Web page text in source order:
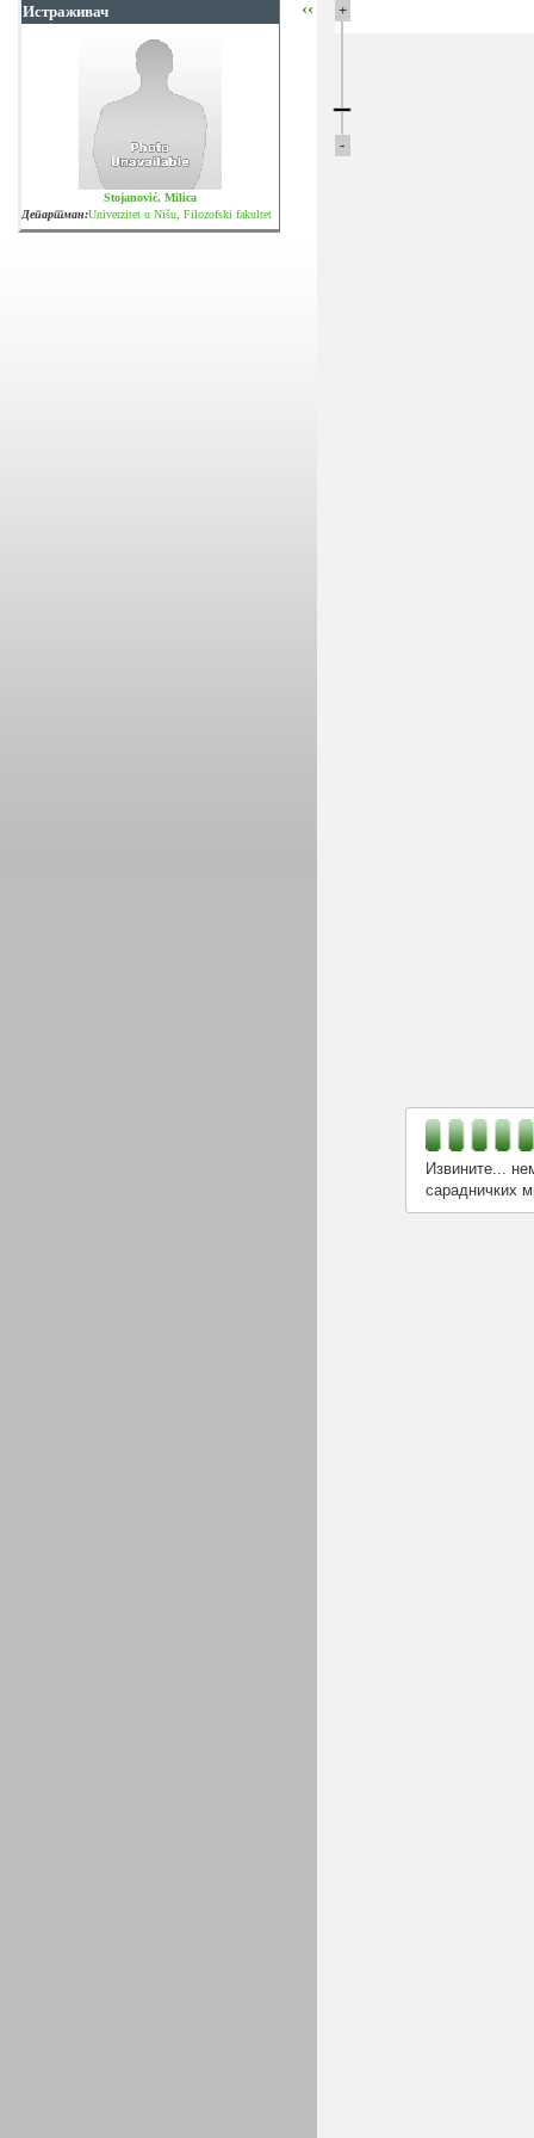
+
-
Истраживач
Stojanović, Milica
Департман:Univerzitet u Nišu, Filozofski fakultet
Извините...
сарадничких
‹‹